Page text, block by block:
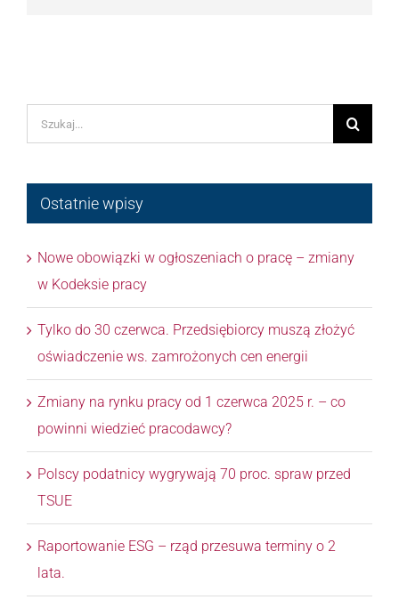
Szukaj
Ostatnie wpisy
Nowe obowiązki w ogłoszeniach o pracę – zmiany
w Kodeksie pracy
Tylko do 30 czerwca. Przedsiębiorcy muszą złożyć
oświadczenie ws. zamrożonych cen energii
Zmiany na rynku pracy od 1 czerwca 2025 r. – co
powinni wiedzieć pracodawcy?
Polscy podatnicy wygrywają 70 proc. spraw przed
TSUE
Raportowanie ESG – rząd przesuwa terminy o 2
lata.